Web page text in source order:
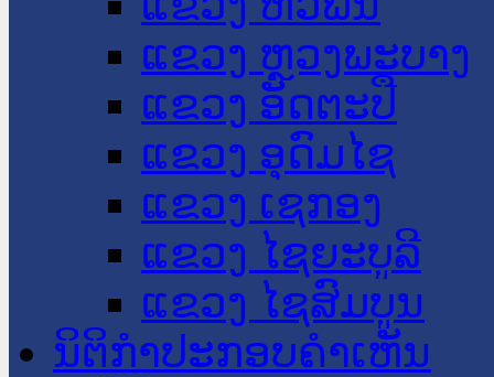
ແຂວງ ຫຼວງພະບາງ
ແຂວງ ອັດຕະປື
ແຂວງ ອຸດົມໄຊ
ແຂວງ ເຊກອງ
ແຂວງ ໄຊຍະບູລີ
ແຂວງ ໄຊສົມບູນ
ນິຕິກໍາປະກອບຄໍາເຫັນ